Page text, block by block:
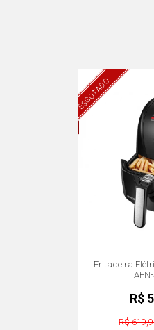
ESGOTADO
Fritadeira
R$
R$